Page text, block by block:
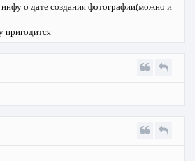
о дате создания фотографии(можно и
пригодится